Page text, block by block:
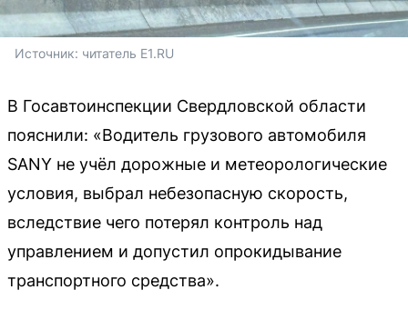
Источник: читатель E1.RU
В Госавтоинспекции Свердловской области
пояснили: «Водитель грузового автомобиля
SANY не учёл дорожные и метеорологические
условия, выбрал небезопасную скорость,
вследствие чего потерял контроль над
управлением и допустил опрокидывание
транспортного средства».